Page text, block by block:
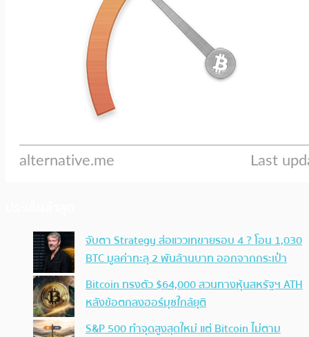
จับตา Strategy ส่อแววเทขายรอบ 4 ? โอน 1,030
BTC มูลค่าทะลุ 2 พันล้านบาท ออกจากกระเป๋า
Bitcoin ทรงตัว $64,000 สวนทางหุ้นสหรัฐฯ ATH
หลังข้อตกลงฮอร์มุซใกล้ยุติ
S&P 500 ทำจุดสูงสุดใหม่ แต่ Bitcoin ไม่ตาม